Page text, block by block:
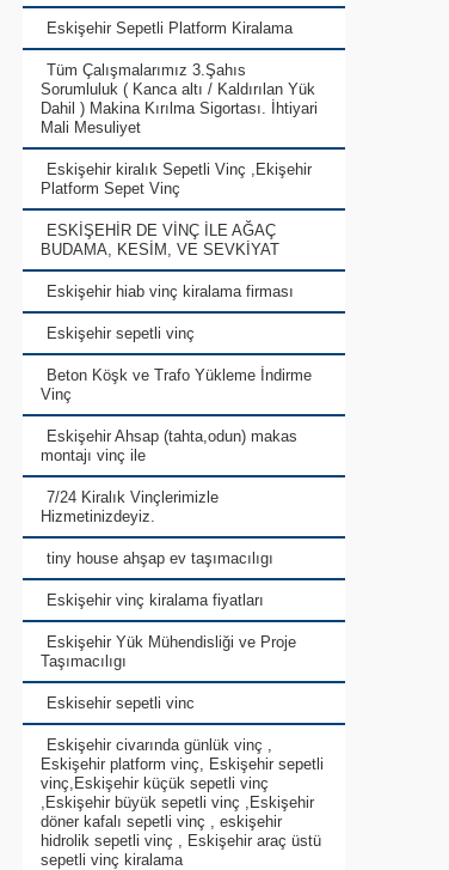
Eskişehir Sepetli Platform Kiralama
Tüm Çalışmalarımız 3.Şahıs
Sorumluluk ( Kanca altı / Kaldırılan Yük
Dahil ) Makina Kırılma Sigortası. İhtiyari
Mali Mesuliyet
Eskişehir kiralık Sepetli Vinç ,Ekişehir
Platform Sepet Vinç
ESKİŞEHİR DE VİNÇ İLE AĞAÇ
BUDAMA, KESİM, VE SEVKİYAT
Eskişehir hiab vinç kiralama firması
Eskişehir sepetli vinç
Beton Köşk ve Trafo Yükleme İndirme
Vinç
Eskişehir Ahsap (tahta,odun) makas
montajı vinç ile
7/24 Kiralık Vinçlerimizle
Hizmetinizdeyiz.
tiny house ahşap ev taşımacılıgı
Eskişehir vinç kiralama fiyatları
Eskişehir Yük Mühendisliği ve Proje
Taşımacılıgı
Eskisehir sepetli vinc
Eskişehir civarında günlük vinç ,
Eskişehir platform vinç, Eskişehir sepetli
vinç,Eskişehir küçük sepetli vinç
,Eskişehir büyük sepetli vinç ,Eskişehir
döner kafalı sepetli vinç , eskişehir
hidrolik sepetli vinç , Eskişehir araç üstü
sepetli vinç kiralama